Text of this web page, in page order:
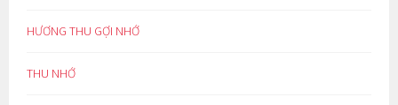
HƯƠNG THU GỢI NHỚ
THU NHỚ